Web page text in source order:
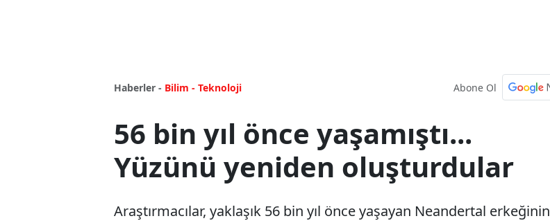
Haberler - Bilim - Teknoloji Abone Ol
56 bin yıl önce yaşamıştı...
Yüzünü yeniden oluşturdular
Araştırmacılar, yaklaşık 56 bin yıl önce yaşayan Neandertal erkeğinin